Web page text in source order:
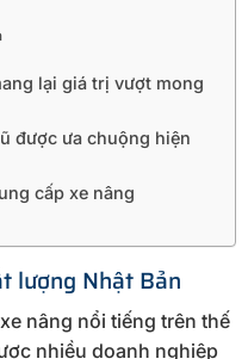
lại giá trị vượt mong
được ưa chuộng hiện
cấp xe nâng
lượng Nhật Bản
nâng nổi tiếng trên thế
nhiều doanh nghiệp